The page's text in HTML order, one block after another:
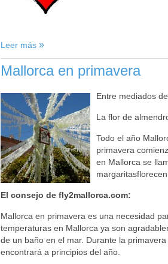
Leer más
Mallorca en primavera
Entre mediados
La flor de
Todo el año
primavera
en Mallorca se
margaritasflorecen
El consejo de fly2mallorca.com:
Mallorca en primavera es una necesidad
temperaturas en Mallorca ya son
de un baño en el mar. Durante la
encontrará a principios del año.